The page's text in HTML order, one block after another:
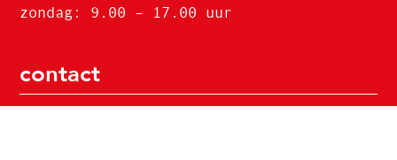
zondag: 9.00 – 17.00 uur
contact